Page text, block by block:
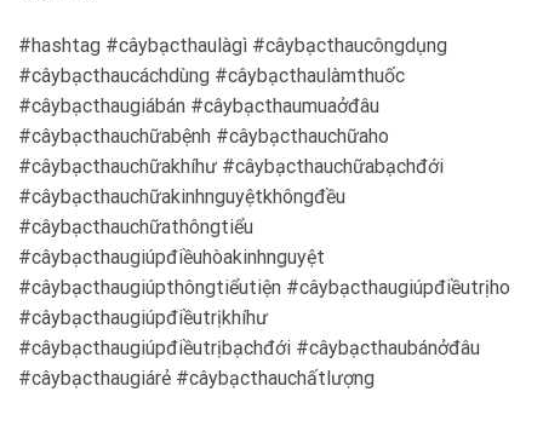
#hashtag #câybạcthaulàgì #câybạcthaucôngdụng
#câybạcthaucáchdùng #câybạcthaulàmthuốc
#câybạcthaugiábán #câybạcthaumuaởđâu
#câybạcthauchữabệnh #câybạcthauchữaho
#câybạcthauchữakhíhư #câybạcthauchữabạchđới
#câybạcthauchữakinhnguyệtkhôngđều
#câybạcthauchữathôngtiểu
#câybạcthaugiúpđiềuhòakinhnguyệt
#câybạcthaugiúpthôngtiểutiện #câybạcthaugiúpđiềutrịho
#câybạcthaugiúpđiềutrịkhíhư
#câybạcthaugiúpđiềutrịbạchđới #câybạcthaubánởđâu
#câybạcthaugiárẻ #câybạcthauchấtlượng